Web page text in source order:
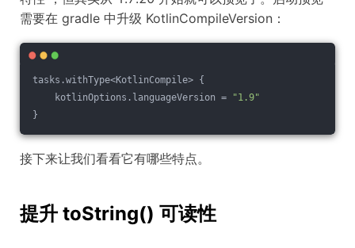
需要在 gradle 中升级 KotlinCompileVersion：
tasks.withType<KotlinCompile> {
kotlinOptions.languageVersion =
"1.9"
}
接下来让我们看看它有哪些特点。
提升 toString() 可读性